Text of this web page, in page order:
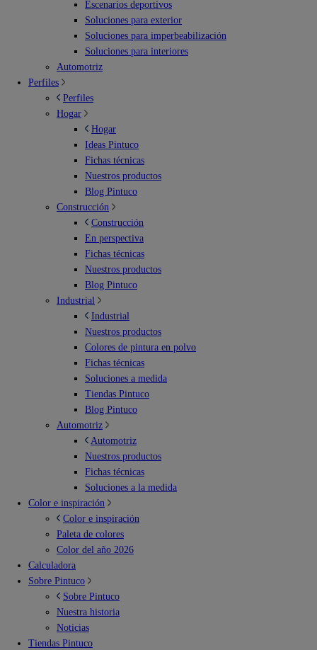
Escenarios deportivos
Soluciones para exterior
Soluciones para imperbeabilización
Soluciones para interiores
Automotriz
Perfiles
Perfiles
Hogar
Hogar
Ideas Pintuco
Fichas técnicas
Nuestros productos
Blog Pintuco
Construcción
Construcción
En perspectiva
Fichas técnicas
Nuestros productos
Blog Pintuco
Industrial
Industrial
Nuestros productos
Colores de pintura en polvo
Fichas técnicas
Soluciones a medida
Tiendas Pintuco
Blog Pintuco
Automotriz
Automotriz
Nuestros productos
Fichas técnicas
Soluciones a la medida
Color e inspiración
Color e inspiración
Paleta de colores
Color del año 2026
Calculadora
Sobre Pintuco
Sobre Pintuco
Nuestra historia
Noticias
Tiendas Pintuco